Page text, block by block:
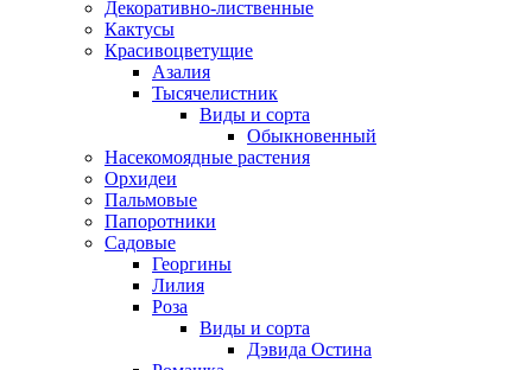
Декоративно-лиственные
Кактусы
Красивоцветущие
Азалия
Тысячелистник
Виды и сорта
Обыкновенный
Насекомоядные растения
Орхидеи
Пальмовые
Папоротники
Садовые
Георгины
Лилия
Роза
Виды и сорта
Дэвида Остина